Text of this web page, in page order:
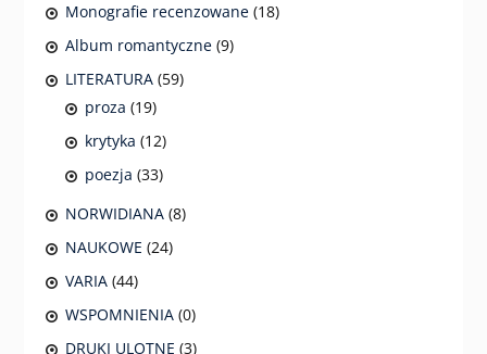
Monografie recenzowane (18)
Album romantyczne (9)
LITERATURA (59)
proza (19)
krytyka (12)
poezja (33)
NORWIDIANA (8)
NAUKOWE (24)
VARIA (44)
WSPOMNIENIA (0)
DRUKI ULOTNE (3)